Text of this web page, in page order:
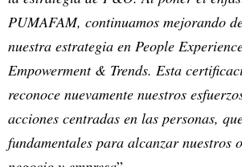
PUMAFAM, continuamos mejorando
nuestra estrategia en People
Empowerment & Trends. Esta
reconoce nuevamente nuestros
acciones centradas en las personas,
fundamentales para alcanzar nuestros